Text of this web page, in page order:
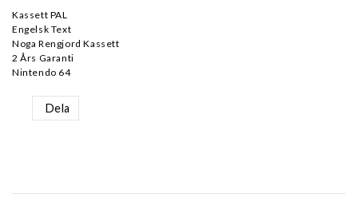
Kassett PAL
Engelsk Text
Noga Rengjord Kassett
2 Års Garanti
Nintendo 64
Dela